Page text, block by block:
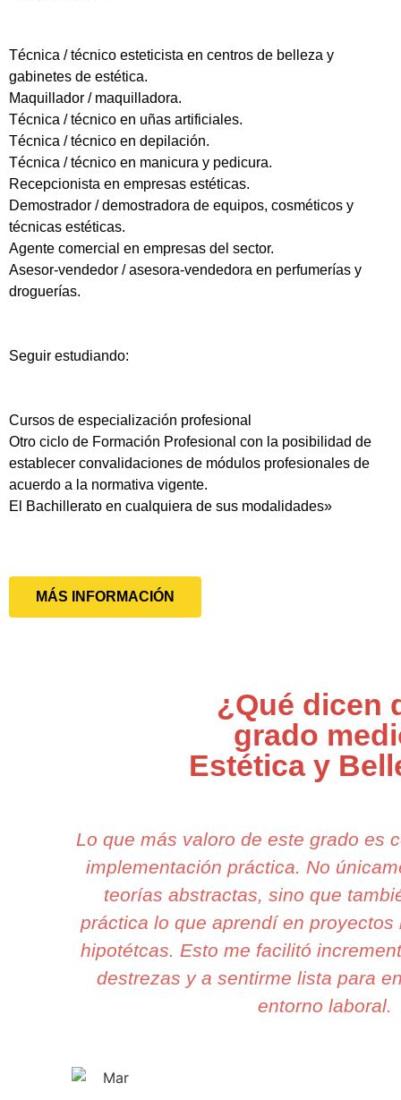
Técnica / técnico esteticista en centros de belleza y
gabinetes de estética.
Maquillador / maquilladora.
Técnica / técnico en uñas artificiales.
Técnica / técnico en depilación.
Técnica / técnico en manicura y pedicura.
Recepcionista en empresas estéticas.
Demostrador / demostradora de equipos, cosméticos y
técnicas estéticas.
Agente comercial en empresas del sector.
Asesor-vendedor / asesora-vendedora en perfumerías y
droguerías.
Seguir estudiando:
Cursos de especialización profesional
Otro ciclo de Formación Profesional con la posibilidad de
establecer convalidaciones de módulos profesionales de
acuerdo a la normativa vigente.
El Bachillerato en cualquiera de sus modalidades»
MÁS INFORMACIÓN
¿Qué dicen
grado
Estética y
Lo que más valoro de este grado es
implementación práctica. No
teorías abstractas, sino que
práctica lo que aprendí en
hipotétcas. Esto me facilitó
destrezas y a sentirme lista para
entorno laboral.